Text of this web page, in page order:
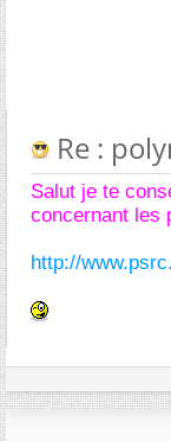
Re :
Salut je te
concernant les
http://